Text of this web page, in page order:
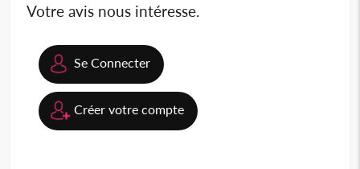
Votre avis nous intéresse.
Se Connecter
Créer votre compte